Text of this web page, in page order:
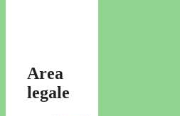
Area
legale